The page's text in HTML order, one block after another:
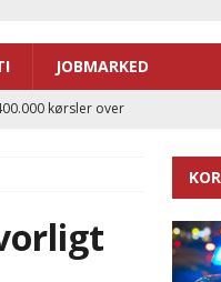
JOBMARKED
kørsler over
sted i 2025